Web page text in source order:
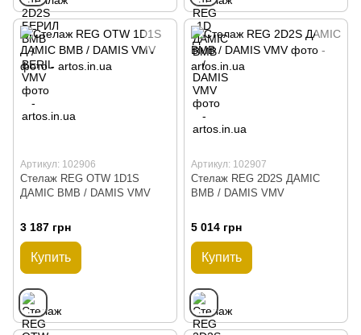
Артикул: 102906
Стелаж REG OTW 1D1S
ДАМІС ВМВ / DAMIS VMV
3 187 грн
Купить
Артикул: 102907
Стелаж REG 2D2S ДАМIС
ВМВ / DAMIS VMV
5 014 грн
Купить